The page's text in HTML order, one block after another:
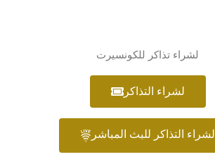
لشراء تذاكر للكونسيرت
لشراء التذاكر
لشراء التذاكر للبث المباشر